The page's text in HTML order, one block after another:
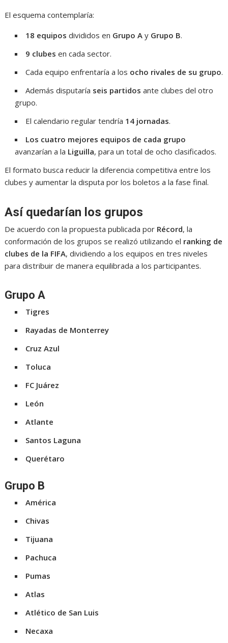
El esquema contemplaría:
18 equipos divididos en Grupo A y Grupo B.
9 clubes en cada sector.
Cada equipo enfrentaría a los ocho rivales de su grupo.
Además disputaría seis partidos ante clubes del otro
grupo.
El calendario regular tendría 14 jornadas.
Los cuatro mejores equipos de cada grupo
avanzarían a la Liguilla, para un total de ocho clasificados.
El formato busca reducir la diferencia competitiva entre los
clubes y aumentar la disputa por los boletos a la fase final.
Así quedarían los grupos
De acuerdo con la propuesta publicada por Récord, la
conformación de los grupos se realizó utilizando el ranking de
clubes de la FIFA, dividiendo a los equipos en tres niveles
para distribuir de manera equilibrada a los participantes.
Grupo A
Tigres
Rayadas de Monterrey
Cruz Azul
Toluca
FC Juárez
León
Atlante
Santos Laguna
Querétaro
Grupo B
América
Chivas
Tijuana
Pachuca
Pumas
Atlas
Atlético de San Luis
Necaxa